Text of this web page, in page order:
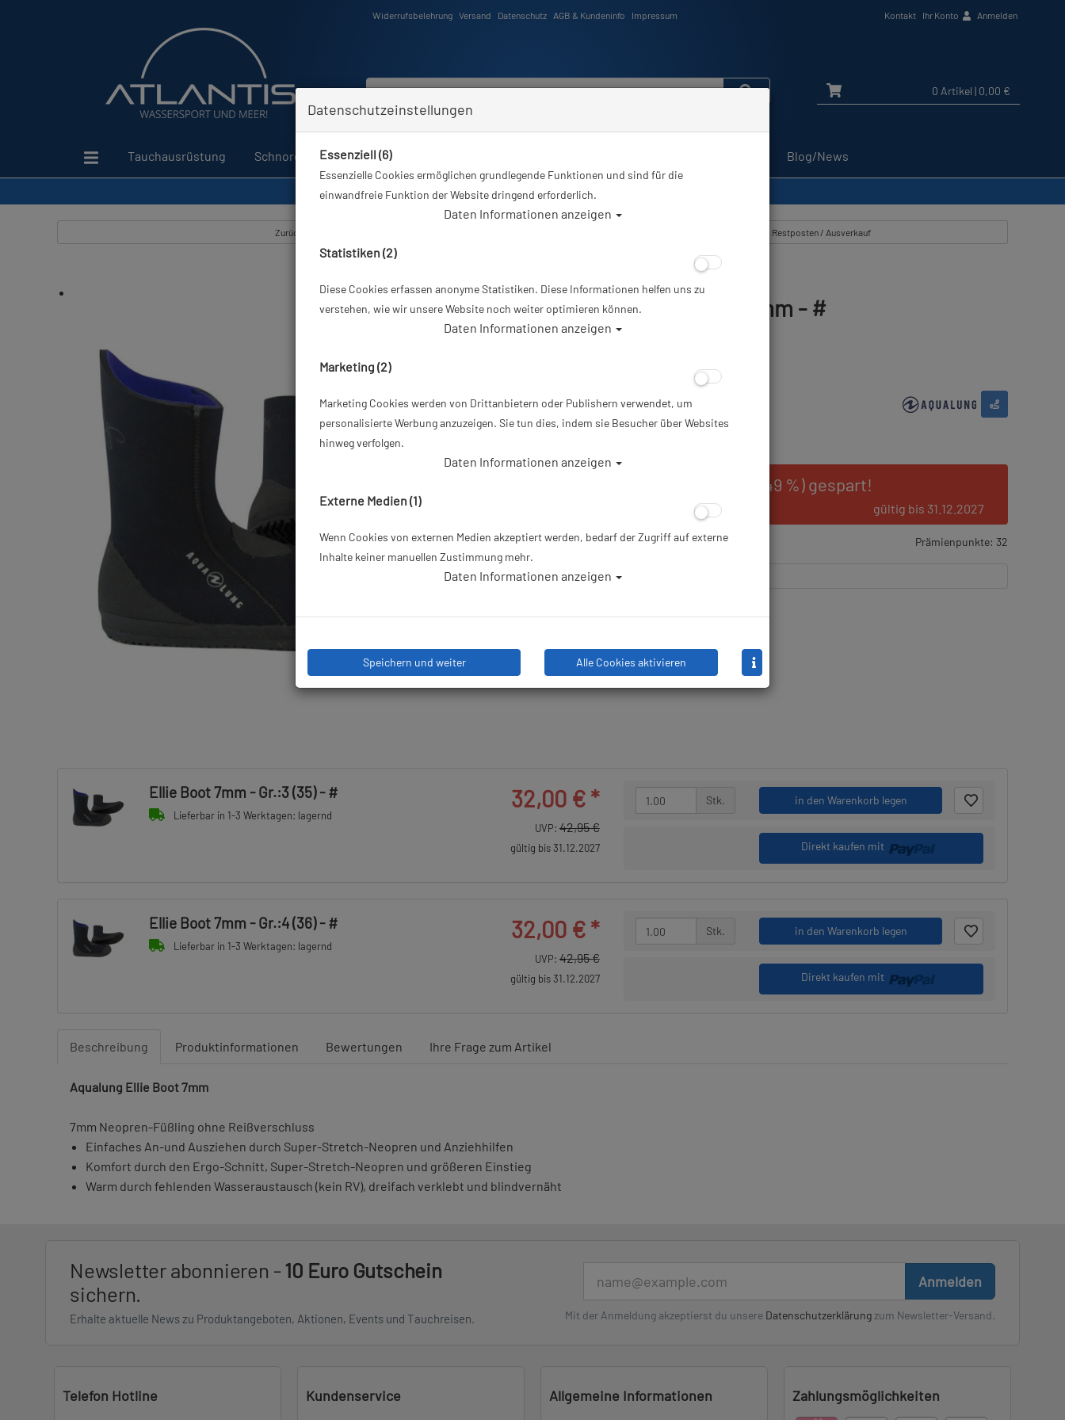
Widerrufsbelehrung Versand Datenschutz AGB & Kundeninfo Impressum Kontakt Ihr Konto Anmelden
0 Artikel | 0,00 €
Tauchausrüstung Schnorcheln Schwimmen Blog/News
Sie sind hier Tauchausrüstung Aqualung Ellie Boot 7mm - #
Zurück Alle Artikel zeigen aus: Restposten / Ausverkauf
Aqualung Ellie Boot 7mm - #
Artikelnr.: lung-5455master
ab32,00 €*
10,95 € (25.49 %) gespart!
gültig bis 31.12.2027
Lieferbar in Prämienpunkte: 32
Ellie Boot 7mm - Gr.:3 (35) - #
Lieferbar in 1-3 Werktagen: lagernd
32,00 €*
UVP: 42,95 €
gültig bis 31.12.2027
Stk. in den Warenkorb legen
Direkt kaufen mit
Ellie Boot 7mm - Gr.:4 (36) - #
Lieferbar in 1-3 Werktagen: lagernd
32,00 €*
UVP: 42,95 €
gültig bis 31.12.2027
Stk. in den Warenkorb legen
Direkt kaufen mit
Beschreibung Produktinformationen Bewertungen Ihre Frage zum Artikel
Aqualung Ellie Boot 7mm
7mm Neopren-Füßling ohne Reißverschluss
Einfaches An-und Ausziehen durch Super-Stretch-Neopren und Anziehhilfen
Komfort durch den Ergo-Schnitt, Super-Stretch-Neopren und größeren Einstieg
Warm durch fehlenden Wasseraustausch (kein RV), dreifach verklebt und blindvernäht
Newsletter abonnieren -10 Euro Gutschein
sichern.
Erhalte aktuelle News zu Produktangeboten, Aktionen, Events und Tauchreisen.
Anmelden
Mit der Anmeldung akzeptierst du unsere Datenschutzerklärung zum Newsletter-Versand.
Telefon Hotline Kundenservice Allgemeine Informationen Zahlungsmöglichkeiten
Datenschutzeinstellungen
Essenziell (6)
Essenzielle Cookies ermöglichen grundlegende Funktionen und sind für die
einwandfreie Funktion der Website dringend erforderlich.
Daten Informationen anzeigen
Statistiken (2)
Diese Cookies erfassen anonyme Statistiken. Diese Informationen helfen uns zu
verstehen, wie wir unsere Website noch weiter optimieren können.
Daten Informationen anzeigen
Marketing (2)
Marketing Cookies werden von Drittanbietern oder Publishern verwendet, um
personalisierte Werbung anzuzeigen. Sie tun dies, indem sie Besucher über Websites
hinweg verfolgen.
Daten Informationen anzeigen
Externe Medien (1)
Wenn Cookies von externen Medien akzeptiert werden, bedarf der Zugriff auf externe
Inhalte keiner manuellen Zustimmung mehr.
Daten Informationen anzeigen
Speichern und weiter Alle Cookies aktivieren